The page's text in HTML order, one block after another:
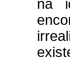
na